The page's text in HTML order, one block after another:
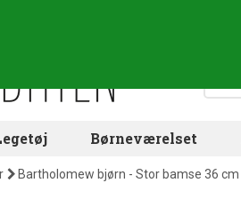
Børneværelset
Bartholomew bjørn - Stor bamse 36 cm